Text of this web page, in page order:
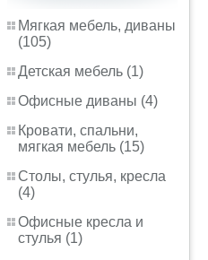
Мягкая мебель, диваны
(105)
Детская мебель (1)
Офисные диваны (4)
Кровати, спальни,
мягкая мебель (15)
Столы, стулья, кресла
(4)
Офисные кресла и
стулья (1)